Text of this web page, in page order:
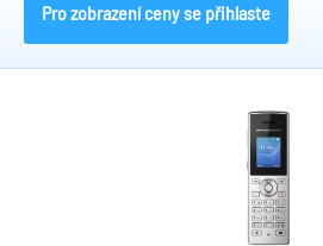
Pro zobrazení ceny se přihlaste